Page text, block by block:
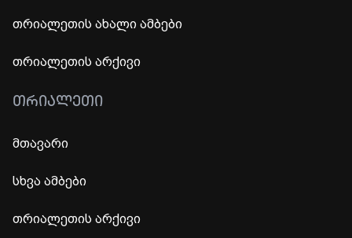
თრიალეთის ახალი ამბები
თრიალეთის არქივი
ᲗᲠᲘᲐᲚᲔᲗᲘ
მთავარი
სხვა ამბები
თრიალეთის არქივი